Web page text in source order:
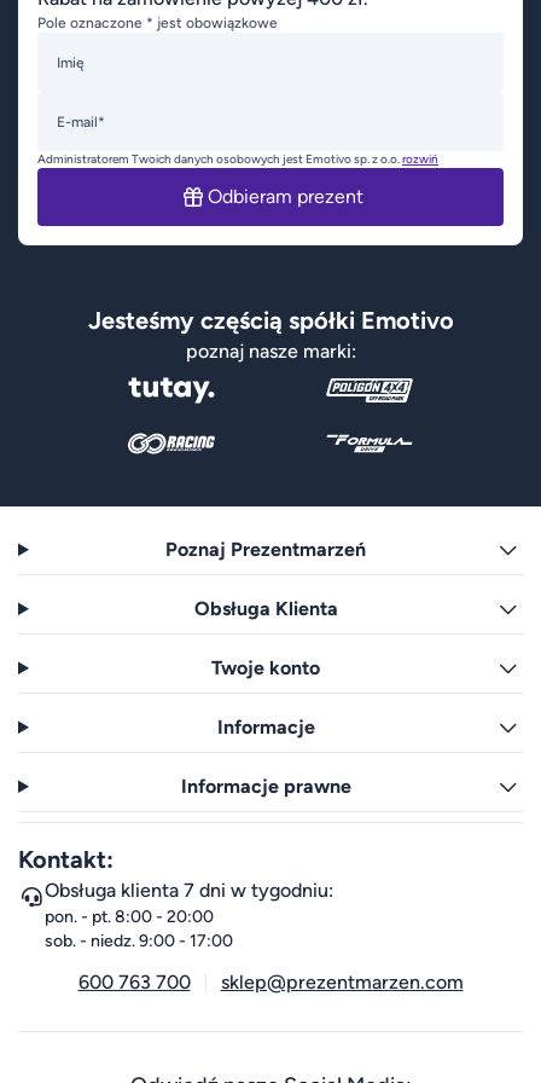
Pole oznaczone * jest obowiązkowe
Imię
E-mail*
Administratorem Twoich danych osobowych jest Emotivo sp. z o.o.rozwiń
Odbieram prezent
Jesteśmy częścią spółki Emotivo
poznaj nasze marki:
Poznaj Prezentmarzeń
Obsługa Klienta
Twoje konto
Informacje
Informacje prawne
Kontakt:
Obsługa klienta 7 dni w tygodniu:
pon. - pt. 8:00 - 20:00
sob. - niedz. 9:00 - 17:00
600 763 700 sklep@prezentmarzen.com